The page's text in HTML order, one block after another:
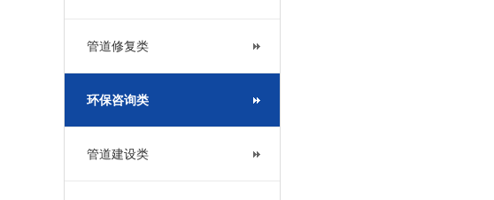
管道修复类
环保咨询类
管道建设类